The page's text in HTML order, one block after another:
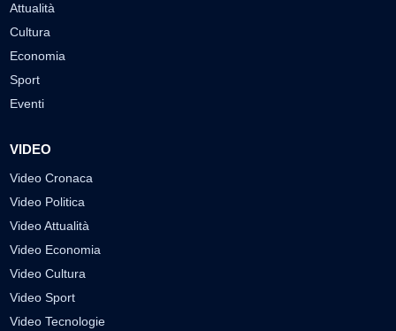
Attualità
Cultura
Economia
Sport
Eventi
VIDEO
Video Cronaca
Video Politica
Video Attualità
Video Economia
Video Cultura
Video Sport
Video Tecnologie